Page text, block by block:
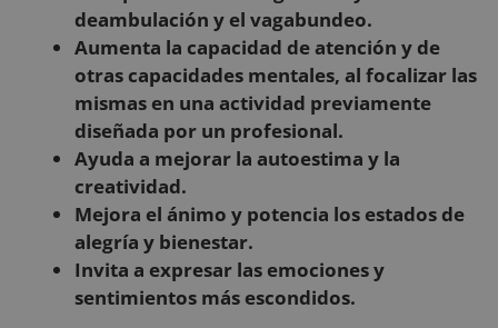
deambulación y el vagabundeo.
Aumenta la capacidad de atención y de
otras capacidades mentales, al focalizar las
mismas en una actividad previamente
diseñada por un profesional.
Ayuda a mejorar la autoestima y la
creatividad.
Mejora el ánimo y potencia los estados de
alegría y bienestar.
Invita a expresar las emociones y
sentimientos más escondidos.